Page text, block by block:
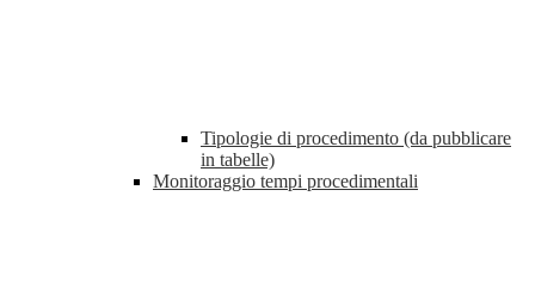
Tipologie di procedimento (da pubblicare
in tabelle)
Monitoraggio tempi procedimentali